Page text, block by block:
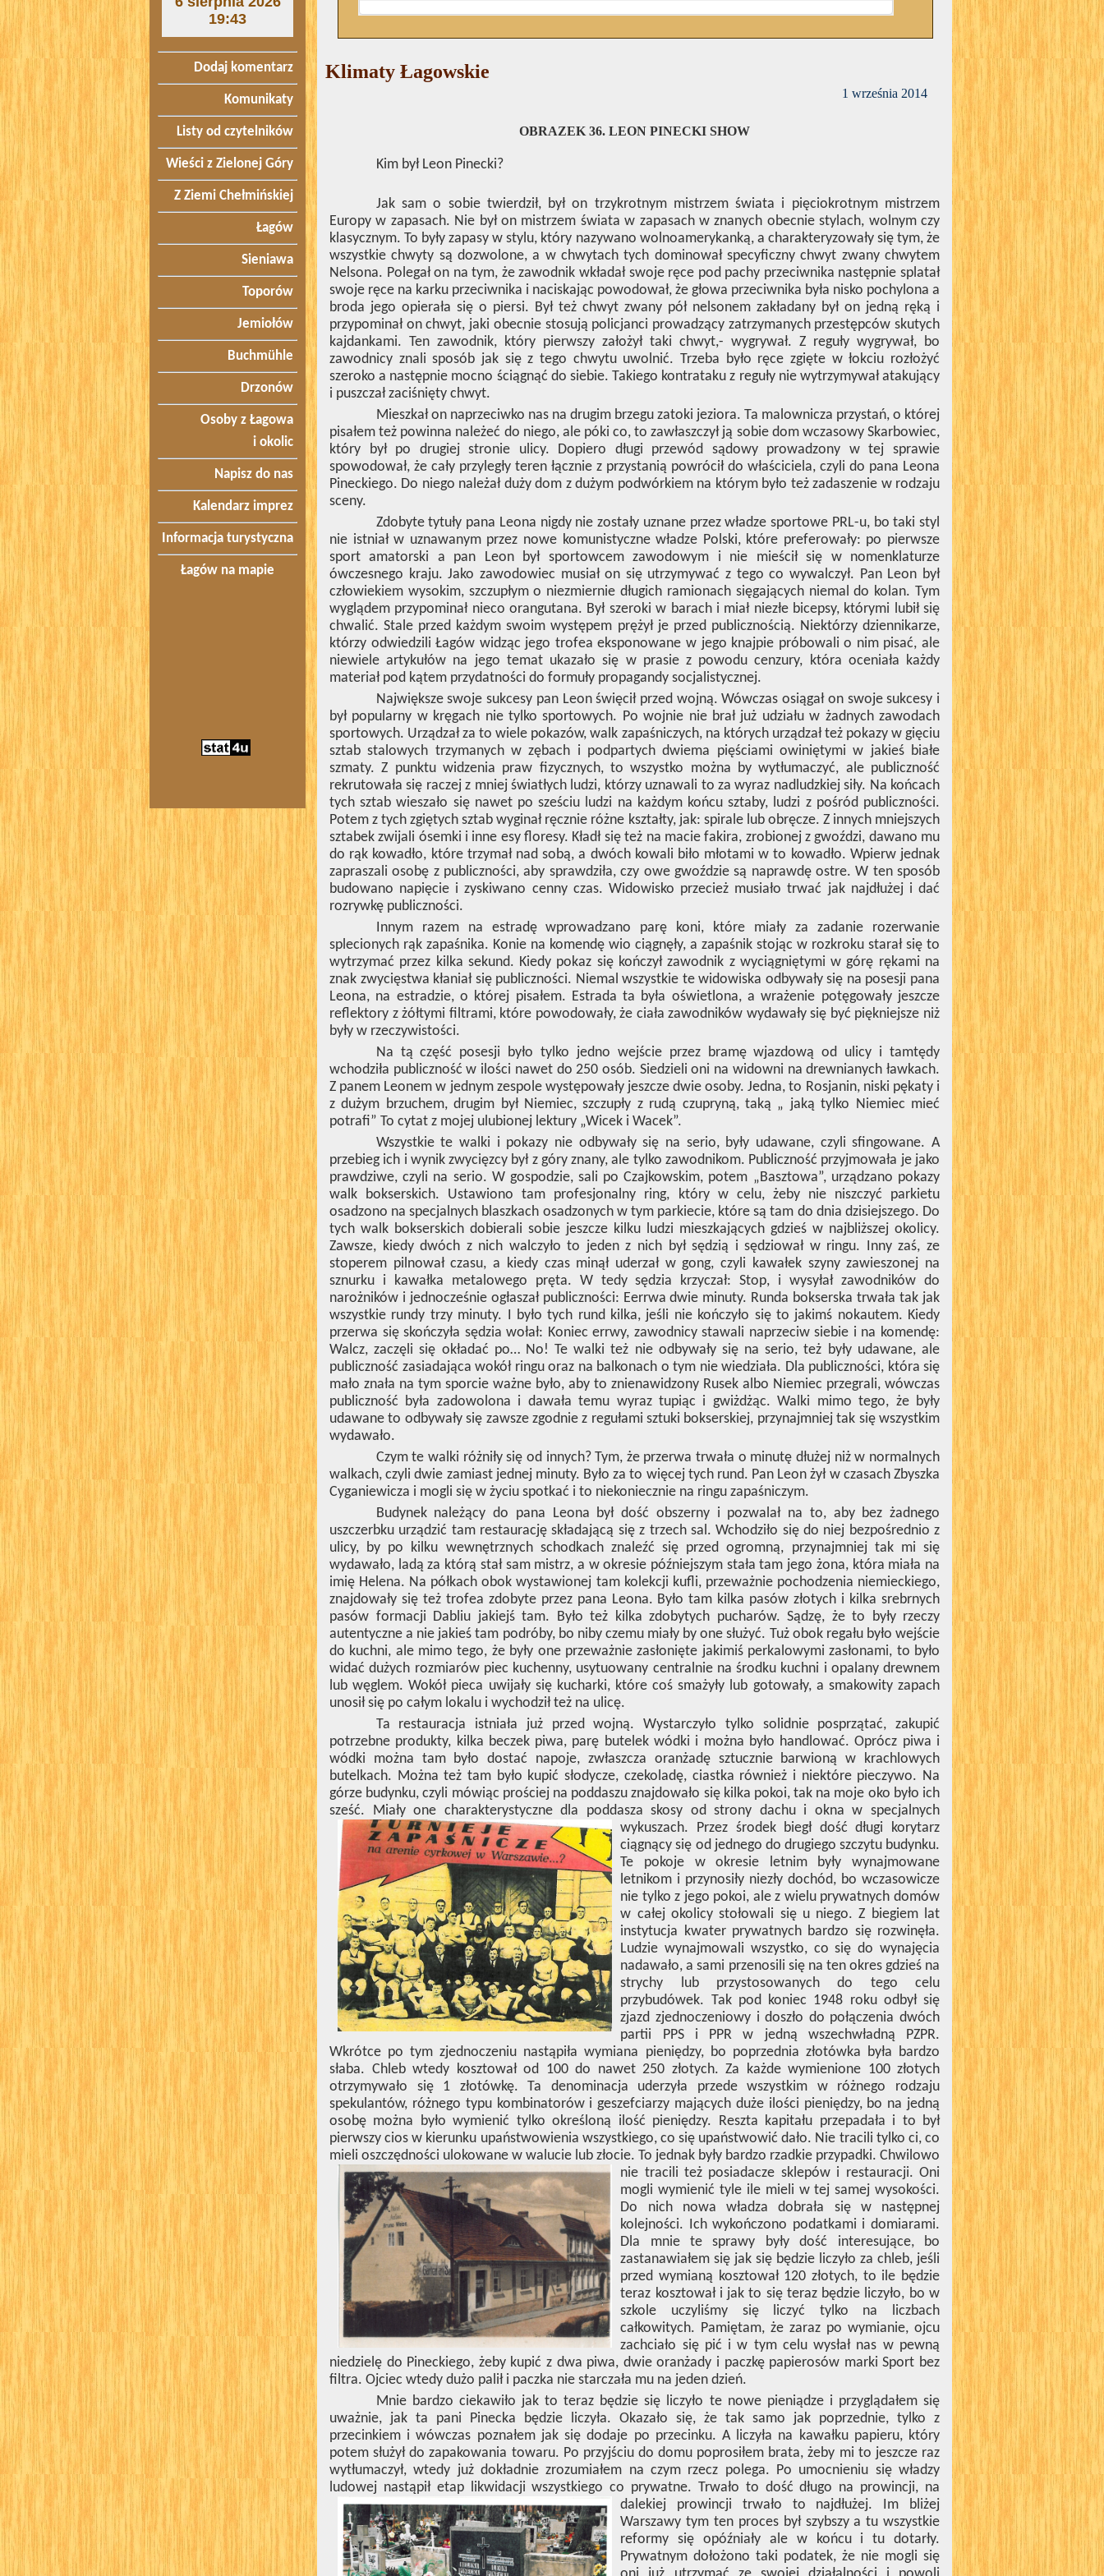
19:43
Dodaj komentarz
Komunikaty
Listy od czytelników
Wieści z Zielonej Góry
Z Ziemi Chełmińskiej
Łagów
Sieniawa
Toporów
Jemiołów
Buchmühle
Drzonów
Osoby z Łagowa
i okolic
Napisz do nas
Kalendarz imprez
Informacja turystyczna
Łagów na mapie
Klimaty Łagowskie
1 września 2014
OBRAZEK 36. LEON PINECKI SHOW
Kim był Leon Pinecki?
Jak sam o sobie twierdził, był on trzykrotnym mistrzem świata i pięciokrotnym mistrzem
Europy w zapasach. Nie był on mistrzem świata w zapasach w znanych obecnie stylach, wolnym czy
klasycznym. To były zapasy w stylu, który nazywano wolnoamerykanką, a charakteryzowały się tym, że
wszystkie chwyty są dozwolone, a w chwytach tych dominował specyficzny chwyt zwany chwytem
Nelsona. Polegał on na tym, że zawodnik wkładał swoje ręce pod pachy przeciwnika następnie splatał
swoje ręce na karku przeciwnika i naciskając powodował, że głowa przeciwnika była nisko pochylona a
broda jego opierała się o piersi. Był też chwyt zwany pół nelsonem zakładany był on jedną ręką i
przypominał on chwyt, jaki obecnie stosują policjanci prowadzący zatrzymanych przestępców skutych
kajdankami. Ten zawodnik, który pierwszy założył taki chwyt,- wygrywał. Z reguły wygrywał, bo
zawodnicy znali sposób jak się z tego chwytu uwolnić. Trzeba było ręce zgięte w łokciu rozłożyć
szeroko a następnie mocno ściągnąć do siebie. Takiego kontrataku z reguły nie wytrzymywał atakujący
i puszczał zaciśnięty chwyt.
Mieszkał on naprzeciwko nas na drugim brzegu zatoki jeziora. Ta malownicza przystań, o której
pisałem też powinna należeć do niego, ale póki co, to zawłaszczył ją sobie dom wczasowy Skarbowiec,
który był po drugiej stronie ulicy. Dopiero długi przewód sądowy prowadzony w tej sprawie
spowodował, że cały przyległy teren łącznie z przystanią powrócił do właściciela, czyli do pana Leona
Pineckiego. Do niego należał duży dom z dużym podwórkiem na którym było też zadaszenie w rodzaju
sceny.
Zdobyte tytuły pana Leona nigdy nie zostały uznane przez władze sportowe PRL-u, bo taki styl
nie istniał w uznawanym przez nowe komunistyczne władze Polski, które preferowały: po pierwsze
sport amatorski a pan Leon był sportowcem zawodowym i nie mieścił się w nomenklaturze
ówczesnego kraju. Jako zawodowiec musiał on się utrzymywać z tego co wywalczył. Pan Leon był
człowiekiem wysokim, szczupłym o niezmiernie długich ramionach sięgających niemal do kolan. Tym
wyglądem przypominał nieco orangutana. Był szeroki w barach i miał niezłe bicepsy, którymi lubił się
chwalić. Stale przed każdym swoim występem prężył je przed publicznością. Niektórzy dziennikarze,
którzy odwiedzili Łagów widząc jego trofea eksponowane w jego knajpie próbowali o nim pisać, ale
niewiele artykułów na jego temat ukazało się w prasie z powodu cenzury, która oceniała każdy
materiał pod kątem przydatności do formuły propagandy socjalistycznej.
Największe swoje sukcesy pan Leon święcił przed wojną. Wówczas osiągał on swoje sukcesy i
był popularny w kręgach nie tylko sportowych. Po wojnie nie brał już udziału w żadnych zawodach
sportowych. Urządzał za to wiele pokazów, walk zapaśniczych, na których urządzał też pokazy w gięciu
sztab stalowych trzymanych w zębach i podpartych dwiema pięściami owiniętymi w jakieś białe
szmaty. Z punktu widzenia praw fizycznych, to wszystko można by wytłumaczyć, ale publiczność
rekrutowała się raczej z mniej światłych ludzi, którzy uznawali to za wyraz nadludzkiej siły. Na końcach
tych sztab wieszało się nawet po sześciu ludzi na każdym końcu sztaby, ludzi z pośród publiczności.
Potem z tych zgiętych sztab wyginał ręcznie różne kształty, jak: spirale lub obręcze. Z innych mniejszych
sztabek zwijali ósemki i inne esy floresy. Kładł się też na macie fakira, zrobionej z gwoździ, dawano mu
do rąk kowadło, które trzymał nad sobą, a dwóch kowali biło młotami w to kowadło. Wpierw jednak
zapraszali osobę z publiczności, aby sprawdziła, czy owe gwoździe są naprawdę ostre. W ten sposób
budowano napięcie i zyskiwano cenny czas. Widowisko przecież musiało trwać jak najdłużej i dać
rozrywkę publiczności.
Innym razem na estradę wprowadzano parę koni, które miały za zadanie rozerwanie
splecionych rąk zapaśnika. Konie na komendę wio ciągnęły, a zapaśnik stojąc w rozkroku starał się to
wytrzymać przez kilka sekund. Kiedy pokaz się kończył zawodnik z wyciągniętymi w górę rękami na
znak zwycięstwa kłaniał się publiczności. Niemal wszystkie te widowiska odbywały się na posesji pana
Leona, na estradzie, o której pisałem. Estrada ta była oświetlona, a wrażenie potęgowały jeszcze
reflektory z żółtymi filtrami, które powodowały, że ciała zawodników wydawały się być piękniejsze niż
były w rzeczywistości.
Na tą część posesji było tylko jedno wejście przez bramę wjazdową od ulicy i tamtędy
wchodziła publiczność w ilości nawet do 250 osób. Siedzieli oni na widowni na drewnianych ławkach.
Z panem Leonem w jednym zespole występowały jeszcze dwie osoby. Jedna, to Rosjanin, niski pękaty i
z dużym brzuchem, drugim był Niemiec, szczupły z rudą czupryną, taką „ jaką tylko Niemiec mieć
potrafi” To cytat z mojej ulubionej lektury „Wicek i Wacek”.
Wszystkie te walki i pokazy nie odbywały się na serio, były udawane, czyli sfingowane. A
przebieg ich i wynik zwycięzcy był z góry znany, ale tylko zawodnikom. Publiczność przyjmowała je jako
prawdziwe, czyli na serio. W gospodzie, sali po Czajkowskim, potem „Basztowa”, urządzano pokazy
walk bokserskich. Ustawiono tam profesjonalny ring, który w celu, żeby nie niszczyć parkietu
osadzono na specjalnych blaszkach osadzonych w tym parkiecie, które są tam do dnia dzisiejszego. Do
tych walk bokserskich dobierali sobie jeszcze kilku ludzi mieszkających gdzieś w najbliższej okolicy.
Zawsze, kiedy dwóch z nich walczyło to jeden z nich był sędzią i sędziował w ringu. Inny zaś, ze
stoperem pilnował czasu, a kiedy czas minął uderzał w gong, czyli kawałek szyny zawieszonej na
sznurku i kawałka metalowego pręta. W tedy sędzia krzyczał: Stop, i wysyłał zawodników do
narożników i jednocześnie ogłaszał publiczności: Eerrwa dwie minuty. Runda bokserska trwała tak jak
wszystkie rundy trzy minuty. I było tych rund kilka, jeśli nie kończyło się to jakimś nokautem. Kiedy
przerwa się skończyła sędzia wołał: Koniec errwy, zawodnicy stawali naprzeciw siebie i na komendę:
Walcz, zaczęli się okładać po… No! Te walki też nie odbywały się na serio, też były udawane, ale
publiczność zasiadająca wokół ringu oraz na balkonach o tym nie wiedziała. Dla publiczności, która się
mało znała na tym sporcie ważne było, aby to znienawidzony Rusek albo Niemiec przegrali, wówczas
publiczność była zadowolona i dawała temu wyraz tupiąc i gwiżdżąc. Walki mimo tego, że były
udawane to odbywały się zawsze zgodnie z regułami sztuki bokserskiej, przynajmniej tak się wszystkim
wydawało.
Czym te walki różniły się od innych? Tym, że przerwa trwała o minutę dłużej niż w normalnych
walkach, czyli dwie zamiast jednej minuty. Było za to więcej tych rund. Pan Leon żył w czasach Zbyszka
Cyganiewicza i mogli się w życiu spotkać i to niekoniecznie na ringu zapaśniczym.
Budynek należący do pana Leona był dość obszerny i pozwalał na to, aby bez żadnego
uszczerbku urządzić tam restaurację składającą się z trzech sal. Wchodziło się do niej bezpośrednio z
ulicy, by po kilku wewnętrznych schodkach znaleźć się przed ogromną, przynajmniej tak mi się
wydawało, ladą za którą stał sam mistrz, a w okresie późniejszym stała tam jego żona, która miała na
imię Helena. Na półkach obok wystawionej tam kolekcji kufli, przeważnie pochodzenia niemieckiego,
znajdowały się też trofea zdobyte przez pana Leona. Było tam kilka pasów złotych i kilka srebrnych
pasów formacji Dabliu jakiejś tam. Było też kilka zdobytych pucharów. Sądzę, że to były rzeczy
autentyczne a nie jakieś tam podróby, bo niby czemu miały by one służyć. Tuż obok regału było wejście
do kuchni, ale mimo tego, że były one przeważnie zasłonięte jakimiś perkalowymi zasłonami, to było
widać dużych rozmiarów piec kuchenny, usytuowany centralnie na środku kuchni i opalany drewnem
lub węglem. Wokół pieca uwijały się kucharki, które coś smażyły lub gotowały, a smakowity zapach
unosił się po całym lokalu i wychodził też na ulicę.
Ta restauracja istniała już przed wojną. Wystarczyło tylko solidnie posprzątać, zakupić
potrzebne produkty, kilka beczek piwa, parę butelek wódki i można było handlować. Oprócz piwa i
wódki można tam było dostać napoje, zwłaszcza oranżadę sztucznie barwioną w krachlowych
butelkach. Można też tam było kupić słodycze, czekoladę, ciastka również i niektóre pieczywo. Na
górze budynku, czyli mówiąc prościej na poddaszu znajdowało się kilka pokoi, tak na moje oko było ich
sześć. Miały one charakterystyczne dla poddasza skosy od strony dachu i okna w specjalnych
wykuszach.
Przez środek biegł dość długi korytarz
ciągnący się od jednego do drugiego szczytu budynku.
Te pokoje w okresie letnim były wynajmowane
letnikom i przynosiły niezły dochód, bo wczasowicze
nie tylko z jego pokoi, ale z wielu prywatnych domów
w całej okolicy stołowali się u niego. Z biegiem lat
instytucja kwater prywatnych bardzo się rozwinęła.
Ludzie wynajmowali wszystko, co się do wynajęcia
nadawało, a sami przenosili się na ten okres gdzieś na
strychy lub przystosowanych do tego celu
przybudówek. Tak pod koniec 1948 roku odbył się
zjazd zjednoczeniowy i doszło do połączenia dwóch
partii PPS i PPR w jedną wszechwładną PZPR.
Wkrótce po tym zjednoczeniu nastąpiła wymiana pieniędzy, bo poprzednia złotówka była bardzo
słaba. Chleb wtedy kosztował od 100 do nawet 250 złotych. Za każde wymienione 100 złotych
otrzymywało się 1 złotówkę. Ta denominacja uderzyła przede wszystkim w różnego rodzaju
spekulantów, różnego typu kombinatorów i geszefciarzy mających duże ilości pieniędzy, bo na jedną
osobę można było wymienić tylko określoną ilość pieniędzy. Reszta kapitału przepadała i to był
pierwszy cios w kierunku upaństwowienia wszystkiego, co się upaństwowić dało. Nie tracili tylko ci, co
mieli oszczędności ulokowane w walucie lub złocie. To jednak były bardzo rzadkie przypadki. Chwilowo
nie tracili też posiadacze sklepów i restauracji. Oni
mogli wymienić tyle ile mieli w tej samej wysokości.
Do nich nowa władza dobrała się w następnej
kolejności. Ich wykończono podatkami i domiarami.
Dla mnie te sprawy były dość interesujące, bo
zastanawiałem się jak się będzie liczyło za chleb, jeśli
przed wymianą kosztował 120 złotych, to ile będzie
teraz kosztował i jak to się teraz będzie liczyło, bo w
szkole uczyliśmy się liczyć tylko na liczbach
całkowitych. Pamiętam, że zaraz po wymianie, ojcu
zachciało się pić i w tym celu wysłał nas w pewną
niedzielę do Pineckiego, żeby kupić z dwa piwa, dwie oranżady i paczkę papierosów marki Sport bez
filtra. Ojciec wtedy dużo palił i paczka nie starczała mu na jeden dzień.
Mnie bardzo ciekawiło jak to teraz będzie się liczyło te nowe pieniądze i przyglądałem się
uważnie, jak ta pani Pinecka będzie liczyła. Okazało się, że tak samo jak poprzednie, tylko z
przecinkiem i wówczas poznałem jak się dodaje po przecinku. A liczyła na kawałku papieru, który
potem służył do zapakowania towaru. Po przyjściu do domu poprosiłem brata, żeby mi to jeszcze raz
wytłumaczył, wtedy już dokładnie zrozumiałem na czym rzecz polega. Po umocnieniu się władzy
ludowej nastąpił etap likwidacji wszystkiego co prywatne. Trwało to dość długo na prowincji, na
dalekiej prowincji trwało to najdłużej.
Im bliżej
Warszawy tym ten proces był szybszy a tu wszystkie
reformy się opóźniały ale w końcu i tu dotarły.
Prywatnym dołożono taki podatek, że nie mogli się